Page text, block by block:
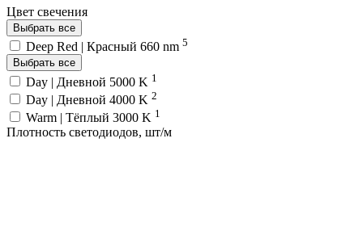
Цвет свечения
Выбрать все
Deep Red | Красный 660 nm 5
Выбрать все
Day | Дневной 5000 K 1
Day | Дневной 4000 K 2
Warm | Тёплый 3000 K 1
Плотность светодиодов, шт/м